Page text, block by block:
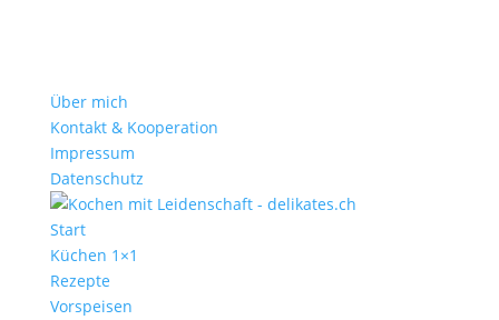
Über mich
Kontakt & Kooperation
Impressum
Datenschutz
Start
Küchen 1×1
Rezepte
Vorspeisen